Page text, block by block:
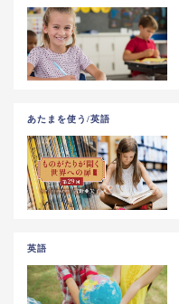
あたまを使う/英語
英語